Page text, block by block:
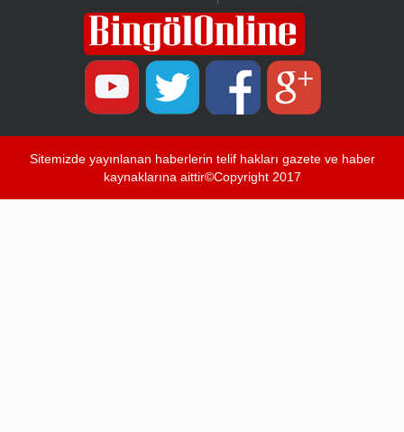
Sitemizde yayınlanan haberlerin telif hakları gazete ve haber
kaynaklarına aittir©Copyright 2017